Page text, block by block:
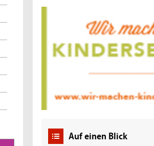
Auf einen Blick